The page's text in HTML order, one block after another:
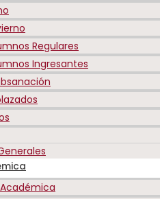
Regulares
Ingresantes